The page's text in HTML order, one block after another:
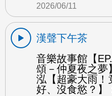
2026/06/11
漢聲下午茶
音樂故事館【
頌－仲夏夜之夢
泓【超豪大雨！
好、沒食慾？】